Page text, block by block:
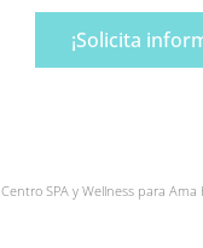
¡Solicita
Centro SPA y Wellness para Ama